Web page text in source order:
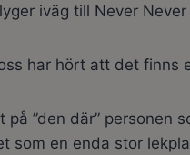
iväg till Never
har hört att det finns
på ”den där” personen
som en enda stor